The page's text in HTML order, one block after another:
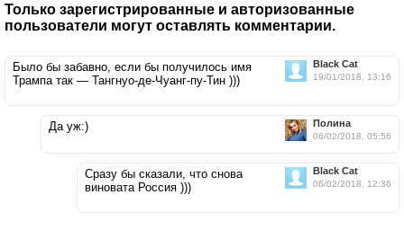
Только зарегистрированные и авторизованные
пользователи могут оставлять комментарии.
Black Cat
19/01/2018, 13:16
Было бы забавно, если бы получилось имя
Трампа так — Тангнуо-де-Чуанг-пу-Тин )))
Полина
06/02/2018, 05:56
Да уж:)
Black Cat
06/02/2018, 12:36
Сразу бы сказали, что снова
виновата Россия )))